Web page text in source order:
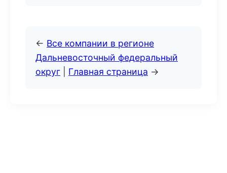
← Все компании в регионе
Дальневосточный федеральный
округ
Главная страница →